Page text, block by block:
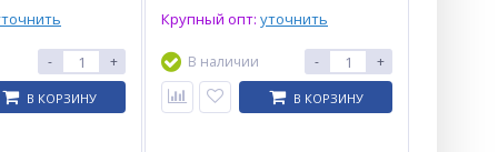
Подарочная ручка
шариковая Tiger 3243
Опт $2.90
Vip: $2.70
- +
В КОРЗИНУ
Крупный опт: уточнить
В наличии - +
В КОРЗИНУ